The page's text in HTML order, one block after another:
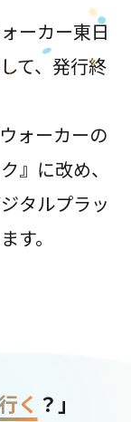
ーカー東日
て、発行終
ォーカーの
』に改め、
タルプラッ
す。
く ？」